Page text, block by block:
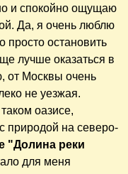
и спокойно ощущаю
Да, я очень люблю
просто остановить
лучше оказаться в
от Москвы очень
не уезжая.
оазисе,
природой на северо-
"Долина реки
для меня